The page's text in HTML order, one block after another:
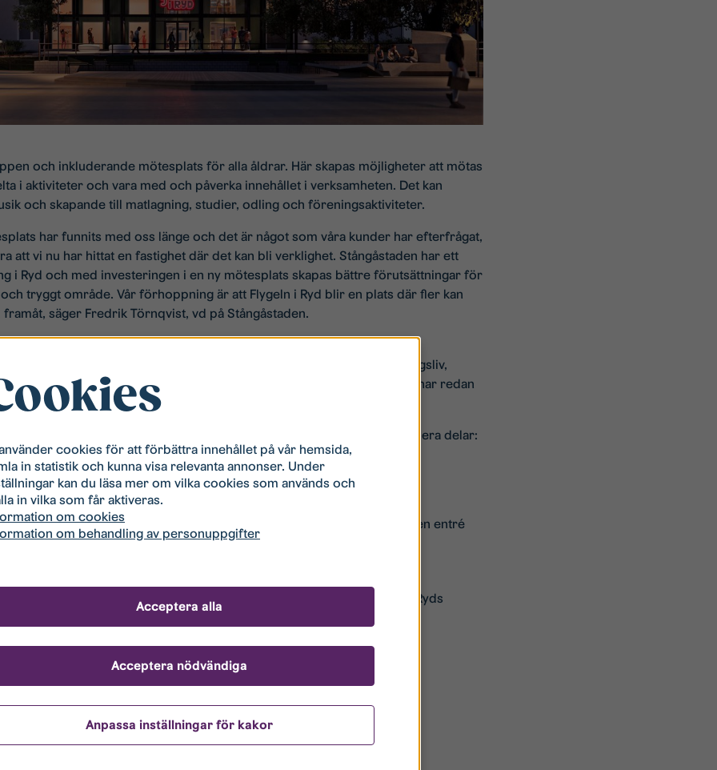
och inkluderande mötesplats för alla åldrar. Här skapas möjligheter att mötas
i aktiviteter och vara med och påverka innehållet i verksamheten. Det kan
och skapande till matlagning, studier, odling och föreningsaktiviteter.
har funnits med oss länge och det är något som våra kunder har efterfrågat,
att vi nu har hittat en fastighet där det kan bli verklighet. Stångåstaden har ett
i Ryd och med investeringen i en ny mötesplats skapas bättre förutsättningar för
tryggt område. Vår förhoppning är att Flygeln i Ryd blir en plats där fler kan
säger Fredrik Törnqvist, vd på Stångåstaden.
i Ryd blir ett nav i området. Stångåstaden kommer att vara den
för mötesplatsen men inte driva all verksamhet. Här kommer föreningsliv,
verksamhet att vara viktiga partners. Dialog kring möjliga samarbeten har redan
varit positiv.
under det kommande året en totalrenovering och kommer att rymma flera delar:
om cirka 790 kvm i två plan, med egen entré
– cirka 280 kvm med egen entré
– nio lägenheter om 1–2 rum och kök (ca 400 kvm), i två plan med egen entré
Ryd
är en del av ett större utvecklingsarbete i Ryd. Under 2026 genomför
skapar 16 nya lägenheter och utvecklar både utemiljöer och Ryds
även för närmare 250 nya bostäder i området.
cookies för att förbättra innehållet på vår hemsida,
in statistik och kunna visa relevanta annonser. Under
kan du läsa mer om vilka cookies som används och
in vilka som får aktiveras.
om cookies
om behandling av personuppgifter
Anpassa inställningar för kakor
Acceptera nödvändiga
Acceptera alla